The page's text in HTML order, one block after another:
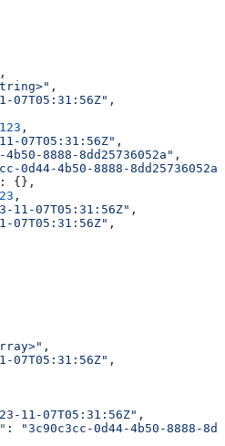
,
,
07T05:31:56Z" ,
123 ,
07T05:31:56Z" ,
8888-8dd25736052a" ,
0d44-4b50-8888-8dd25736052a"
: {},
,
11-07T05:31:56Z" ,
07T05:31:56Z" ,
,
07T05:31:56Z" ,
11-07T05:31:56Z" ,
:
"3c90c3cc-0d44-4b50-8888-